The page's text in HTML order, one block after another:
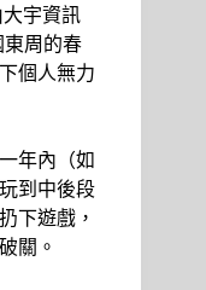
宇資訊
周的春
個人無力
年內（如
到中後段
下遊戲，
關。